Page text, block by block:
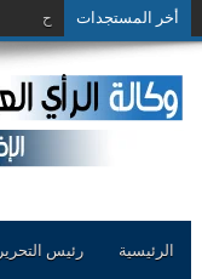
أخر المستجدات حوار
الرئيسية رئيس التحرير